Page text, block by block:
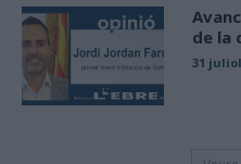
de la
31 juliol